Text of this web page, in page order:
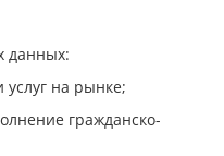
данных:
на рынке;
гражданско-